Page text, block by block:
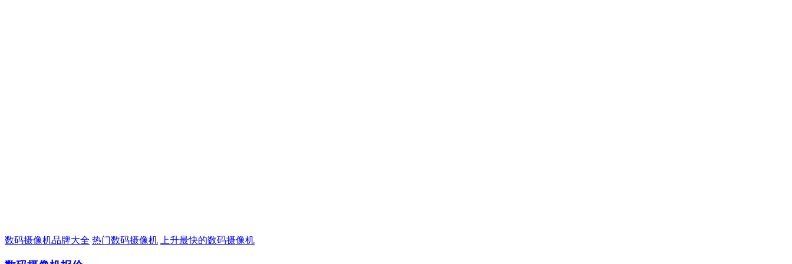
数码摄像机品牌大全 热门数码摄像机 上升最快的数码摄像机